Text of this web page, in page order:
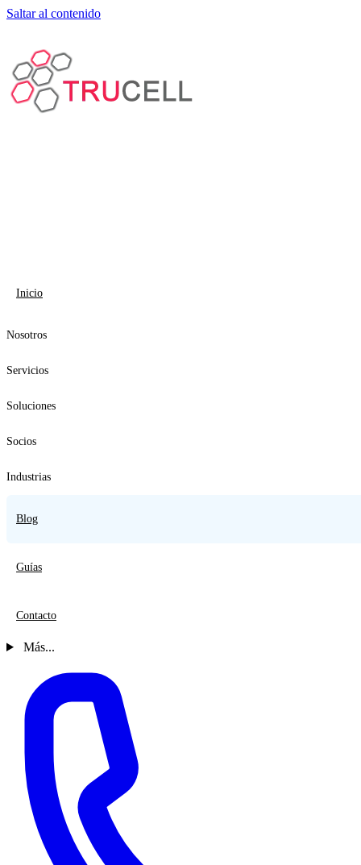
Saltar al contenido
Inicio
Nosotros
Servicios
Soluciones
Socios
Industrias
Blog
Guías
Contacto
Más...